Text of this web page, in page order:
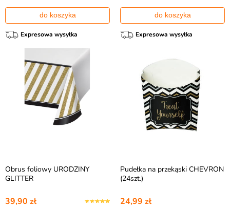
do koszyka
Expresowa wysyłka
do koszyka
Expresowa wysyłka
Obrus foliowy URODZINY
GLITTER
39,90 zł
Pudełka na przekąski CHEVRON
(24szt.)
24,99 zł